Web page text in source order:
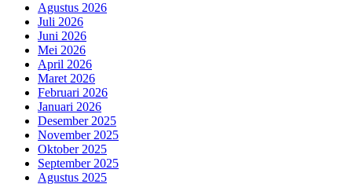
Agustus 2026
Juli 2026
Juni 2026
Mei 2026
April 2026
Maret 2026
Februari 2026
Januari 2026
Desember 2025
November 2025
Oktober 2025
September 2025
Agustus 2025